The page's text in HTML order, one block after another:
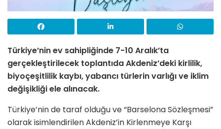
Türkiye’nin ev sahipliğinde 7-10 Aralık’ta
gerçekleştirilecek toplantıda Akdeniz’deki kirlilik,
biyoçeşitlilik kaybı, yabancı türlerin varlığı ve iklim
değişikliği ele alınacak.
Türkiye’nin de taraf olduğu ve “Barselona Sözleşmesi”
olarak isimlendirilen Akdeniz’in Kirlenmeye Karşı